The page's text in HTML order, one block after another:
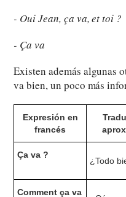
- Oui Jean, ça va, et toi ?
- Ça va
Existen además algunas
va bien, un poco más
Expresión en
francés
Ça va ?
¿Todo
Comment ça va